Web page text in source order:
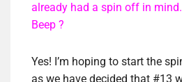
already had a spin off in
Beep ?
Yes! I’m hoping to start the
as we have decided that #13